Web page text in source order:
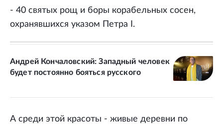
- 40 святых рощ и боры корабельных сосен,
охранявшихся указом Петра I.
Андрей Кончаловский: Западный человек
будет постоянно бояться русского
А среди этой красоты - живые деревни по